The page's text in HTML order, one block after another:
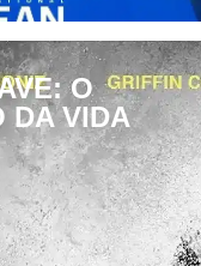
O
DA VIDA